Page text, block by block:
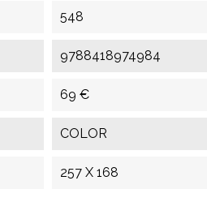
548
9788418974984
69 €
COLOR
257 X 168